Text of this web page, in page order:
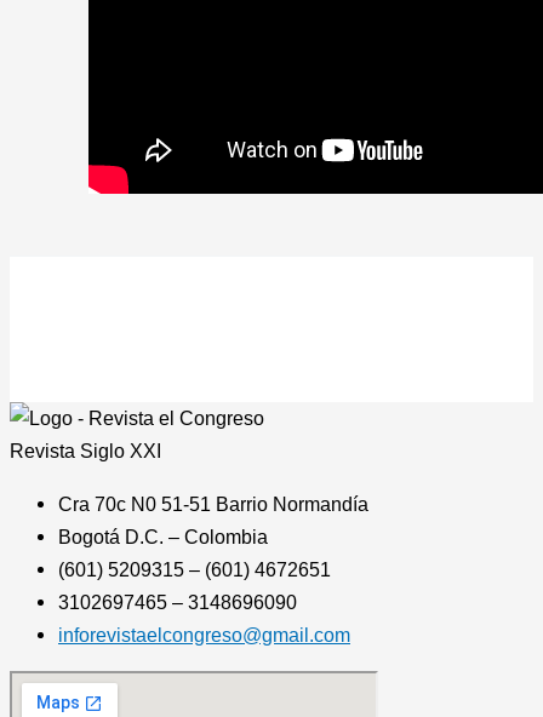
Revista Siglo XXI
Cra 70c N0 51-51 Barrio Normandía
Bogotá D.C. – Colombia
(601) 5209315 – (601) 4672651
3102697465 – 3148696090
inforevistaelcongreso@gmail.com